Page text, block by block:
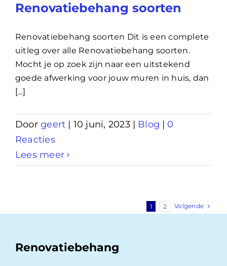
Renovatiebehang soorten
Renovatiebehang soorten Dit is een complete
uitleg over alle Renovatiebehang soorten.
Mocht je op zoek zijn naar een uitstekend
goede afwerking voor jouw muren in huis, dan
[...]
Doorgeert | 10 juni, 2023 | Blog | 0
Reacties
Lees meer
1 2 Volgende
Renovatiebehang